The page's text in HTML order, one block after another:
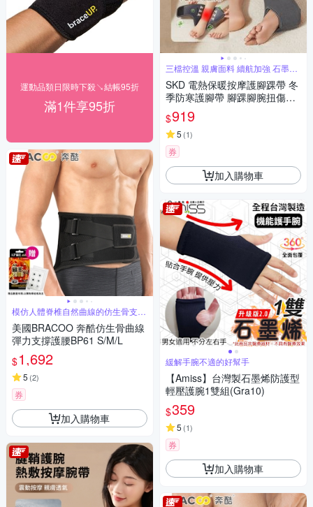
運動品類日限時下殺↘結帳95折
滿1件享95折
模仿人體脊椎自然曲線的仿生骨支撐
板
美國BRACOO 奔酷仿生骨曲線
彈力支撐護腰BP61 S/M/L
$1,692
5 (2)
券
加入購物車
三檔控溫 親膚面料 續航加強 石墨烯
發熱
SKD 電熱保暖按摩護腳踝帶 冬
季防寒護腳帶 腳踝腳腕扭傷護
帶 加熱護腳套 聖誕交換禮物
$919
5 (1)
券
加入購物車
緩解手腕不適的好幫手
【Amiss】台灣製石墨烯防護型
輕壓護腕1雙組(Gra10)
$359
5 (1)
券
加入購物車